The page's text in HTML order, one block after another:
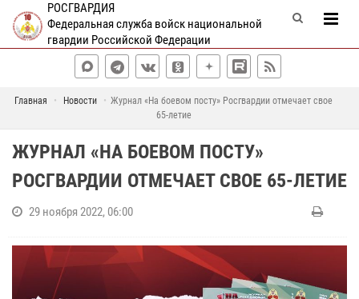
РОСГВАРДИЯ
Федеральная служба войск национальной
гвардии Российской Федерации
Главная Новости
Журнал «На боевом посту» Росгвардии отмечает свое
65-летие
ЖУРНАЛ «НА БОЕВОМ ПОСТУ»
РОСГВАРДИИ ОТМЕЧАЕТ СВОЕ 65-ЛЕТИЕ
29 ноября 2022, 06:00